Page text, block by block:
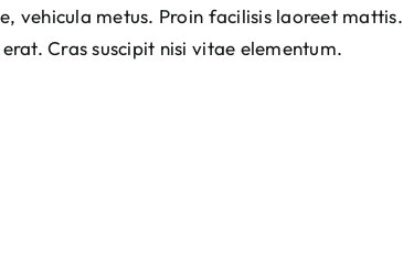
vehicula metus. Proin facilisis laoreet mattis.
Cras suscipit nisi vitae elementum.